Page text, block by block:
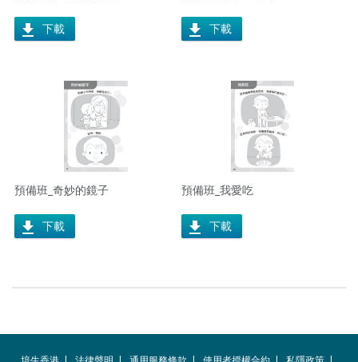
下載 下載
預備班_奇妙的鏡子
下載
預備班_我愛吃
下載